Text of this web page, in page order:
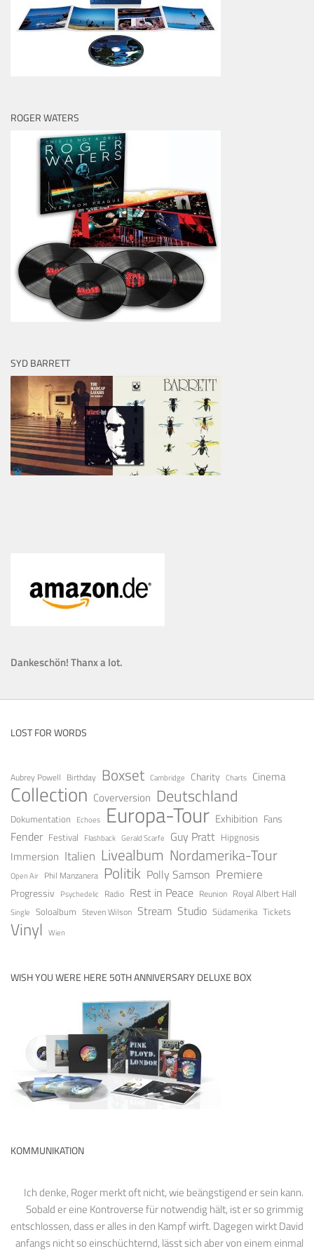
ROGER WATERS
SYD BARRETT
Dankeschön! Thanx a lot.
LOST FOR WORDS
Aubrey Powell Birthday Boxset Cambridge Charity Charts Cinema
Collection Coverversion Deutschland
Dokumentation Echoes Europa-Tour Exhibition Fans
Fender Festival Flashback Gerald Scarfe Guy Pratt Hipgnosis
Immersion Italien Livealbum Nordamerika-Tour
Open Air Phil Manzanera Politik Polly Samson Premiere
Progressiv Psychedelic Radio Rest in Peace Reunion Royal Albert Hall
Single Soloalbum Steven Wilson Stream Studio Südamerika Tickets
Vinyl Wien
WISH YOU WERE HERE 50TH ANNIVERSARY DELUXE BOX
KOMMUNIKATION
Ich denke, Roger merkt oft nicht, wie beängstigend er sein kann.
Sobald er eine Kontroverse für notwendig hält, ist er so grimmig
entschlossen, dass er alles in den Kampf wirft. Dagegen wirkt David
anfangs nicht so einschüchternd, lässt sich aber von einem einmal